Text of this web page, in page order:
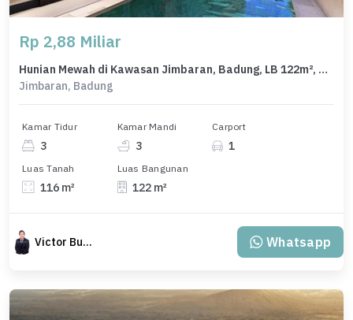
Rp 2,88 Miliar
Hunian Mewah di Kawasan Jimbaran, Badung, LB 122m², Harga 2,88 Miliar
Jimbaran, Badung
Kamar Tidur
3
Kamar Mandi
3
Carport
1
Luas Tanah
116 m²
Luas Bangunan
122 m²
Victor Budiman Whatsapp